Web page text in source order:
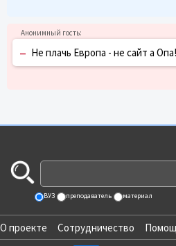
– Не плачь Европа - не сайт а
ВУЗ преподаватель материал
О проекте Сотрудничество